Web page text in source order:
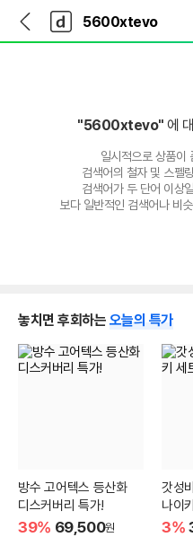
다
나
와
가
다
와
"5600xtevo" 에
일시적으로 상품이
검색어의 철자 및 스펠
검색어가 두 단어 이상
보다 일반적인 검색어나 비
놓치면 후회하는 오늘의 특가
방수 고어텍스 등산화
디스커버리 특가!
39% 69,500원
갓성
나이
3%